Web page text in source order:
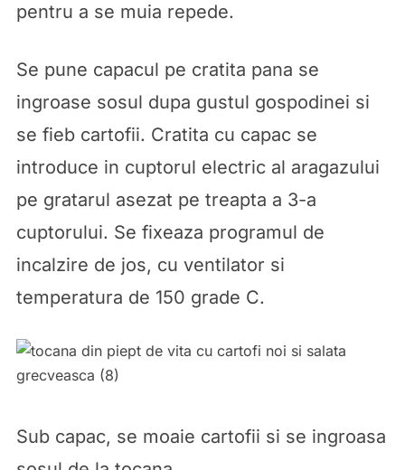
pentru a se muia repede.
Se pune capacul pe cratita pana se
ingroase sosul dupa gustul gospodinei si
se fieb cartofii. Cratita cu capac se
introduce in cuptorul electric al aragazului
pe gratarul asezat pe treapta a 3-a
cuptorului. Se fixeaza programul de
incalzire de jos, cu ventilator si
temperatura de 150 grade C.
Sub capac, se moaie cartofii si se ingroasa